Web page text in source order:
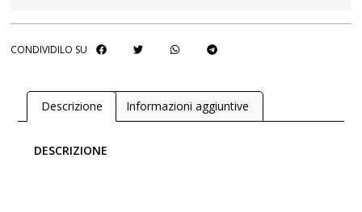
CONDIVIDILO SU
Descrizione Informazioni aggiuntive
DESCRIZIONE